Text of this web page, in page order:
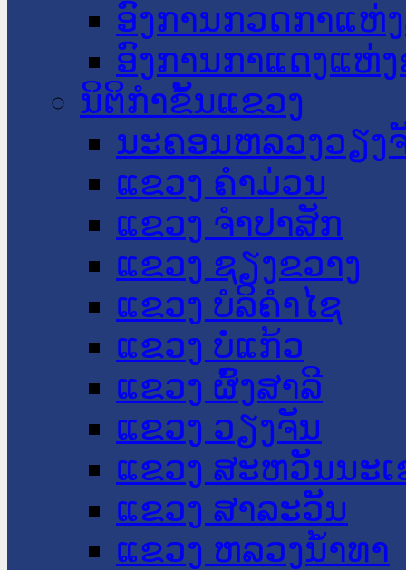
ອົງການກວດກາແຫ່
ອົງການກາແດງແຫ່
ນິຕິກໍາຂັ້ນແຂວງ
ນະ​ຄອນ​ຫລວງວຽງ
ແຂວງ ຄໍາມ່ວນ
ແຂວງ ຈໍາປາສັກ
ແຂວງ ຊຽງຂວາງ
ແຂວງ ບໍລິຄໍາໄຊ
ແຂວງ ບໍ່ແກ້ວ
ແຂວງ ຜົ້ງສາລີ
ແຂວງ ວຽງຈັນ
ແຂວງ ສະຫວັນນະ
ແຂວງ ສາລະວັນ
ແຂວງ ຫລວງນໍ້າທາ